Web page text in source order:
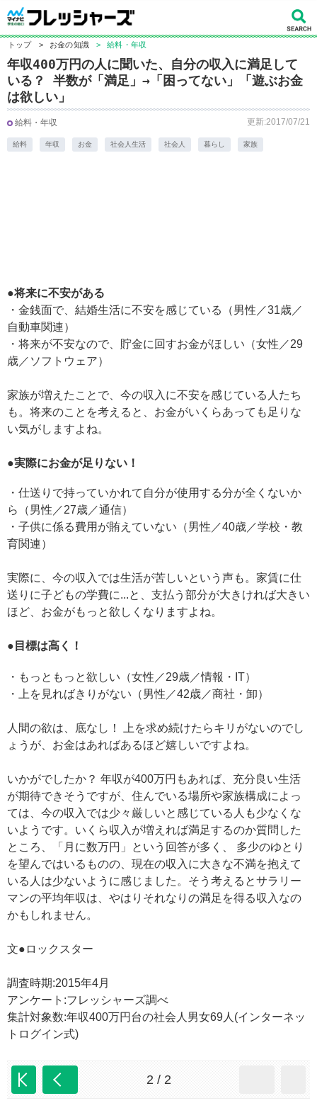
トップ > お金の知識 > 給料・年収
年収400万円の人に聞いた、自分の収入に満足して
いる？ 半数が「満足」→「困ってない」「遊ぶお金
は欲しい」
給料・年収 更新:2017/07/21
給料 年収 お金 社会人生活 社会人 暮らし 家族
●将来に不安がある
・金銭面で、結婚生活に不安を感じている（男性／31歳／
自動車関連）
・将来が不安なので、貯金に回すお金がほしい（女性／29
歳／ソフトウェア）
家族が増えたことで、今の収入に不安を感じている人たち
も。将来のことを考えると、お金がいくらあっても足りな
い気がしますよね。
●実際にお金が足りない！
・仕送りで持っていかれて自分が使用する分が全くないか
ら（男性／27歳／通信）
・子供に係る費用が賄えていない（男性／40歳／学校・教
育関連）
実際に、今の収入では生活が苦しいという声も。家賃に仕
送りに子どもの学費に...と、支払う部分が大きければ大きい
ほど、お金がもっと欲しくなりますよね。
●目標は高く！
・もっともっと欲しい（女性／29歳／情報・IT）
・上を見ればきりがない（男性／42歳／商社・卸）
人間の欲は、底なし！ 上を求め続けたらキリがないのでし
ょうが、お金はあればあるほど嬉しいですよね。
いかがでしたか？ 年収が400万円もあれば、充分良い生活
が期待できそうですが、住んでいる場所や家族構成によっ
ては、今の収入では少々厳しいと感じている人も少なくな
いようです。いくら収入が増えれば満足するのか質問した
ところ、「月に数万円」という回答が多く、 多少のゆとり
を望んではいるものの、現在の収入に大きな不満を抱えて
いる人は少ないように感じました。そう考えるとサラリー
マンの平均年収は、やはりそれなりの満足を得る収入なの
かもしれません。
文●ロックスター
調査時期:2015年4月
アンケート:フレッシャーズ調べ
集計対象数:年収400万円台の社会人男女69人(インターネッ
トログイン式)
2 / 2